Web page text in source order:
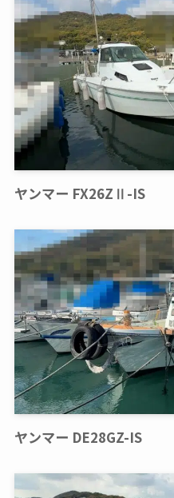
ヤンマー FX26ZⅡ-IS
ヤンマー DE28GZ-IS